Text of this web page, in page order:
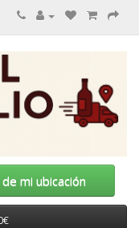
mi ubicación